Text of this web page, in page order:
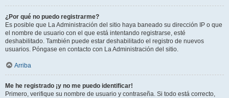
¿Por qué no puedo registrarme?
Es posible que La Administración del sitio haya baneado su dirección IP o que
el nombre de usuario con el que está intentando registrarse, esté
deshabilitado. También puede estar deshabilitado el registro de nuevos
usuarios. Póngase en contacto con La Administración del sitio.
Arriba
Me he registrado ¡y no me puedo identificar!
Primero, verifique su nombre de usuario y contraseña. Si todo está correcto,